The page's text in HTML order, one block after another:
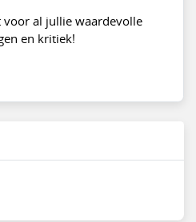
al jullie waardevolle
en kritiek!